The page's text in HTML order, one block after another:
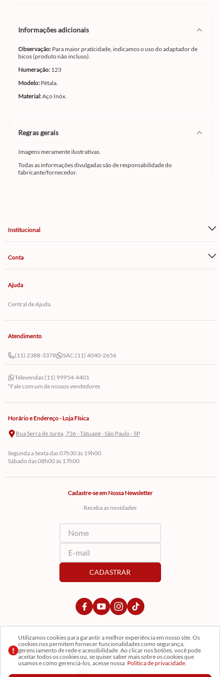
Utilizamos cookies para garantir a melhor experiência em nosso site. Os
cookies nos permitem fornecer funcionalidades como segurança,
gerenciamento de rede e acessibilidade. Ao clicar nos botões, você pode
aceitar todos os cookies ou, se quiser saber mais sobre os cookies que
usamos e como gerenciá-los, acesse nossa Política de privacidade.
informações adicionais
Observação: Para maior praticidade, indicamos o uso do adaptador de
bicos (produto não incluso).
Numeração: 123
Modelo: Pétala.
Material:Aço Inóx.
regras gerais
Imagens meramente ilustrativas.
Todas as informações divulgadas são de responsabilidade do
fabricante/fornecedor.
Institucional
Conta
Ajuda
Central de Ajuda
Atendimento
(11) 2388-3378 SAC:(11) 4040-2656
Televendas:(11) 99954-4401
*Fale com um de nossos vendedores
Horário e Endereço - Loja Física
Rua Serra de Juréa, 736 - Tatuapé - São Paulo - SP
Segunda a Sexta das 07h30 às 19h00
Sábado das 08h00 às 17h00
Cadastre-se em Nossa Newsletter
Receba as novidades
CADASTRAR
Formas de Pagamento